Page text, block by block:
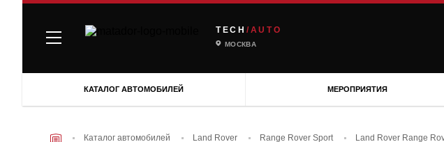
TECH /AUTO
МОСКВА
КАТАЛОГ АВТОМОБИЛЕЙ МЕРОПРИЯТИЯ
Каталог автомобилей Land Rover Range Rover Sport Land Rover Range